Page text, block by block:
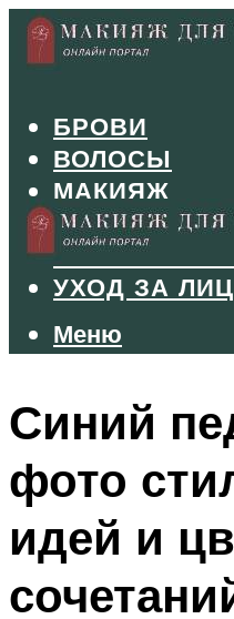
БРОВИ
ВОЛОСЫ
МАКИЯЖ
МАНИКЮР
ТУШЬ И ТЕНИ
УХОД ЗА
Меню
Меню
Синий
фото
идей и